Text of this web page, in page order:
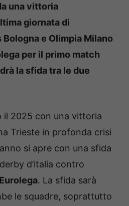
una vittoria
giornata di
e Olimpia Milano
per il primo match
la sfida tra le due
il 2025 con una vittoria
Trieste in profonda crisi
si apre con una sfida
d’italia contro
. La sfida sarà
le squadre, soprattutto